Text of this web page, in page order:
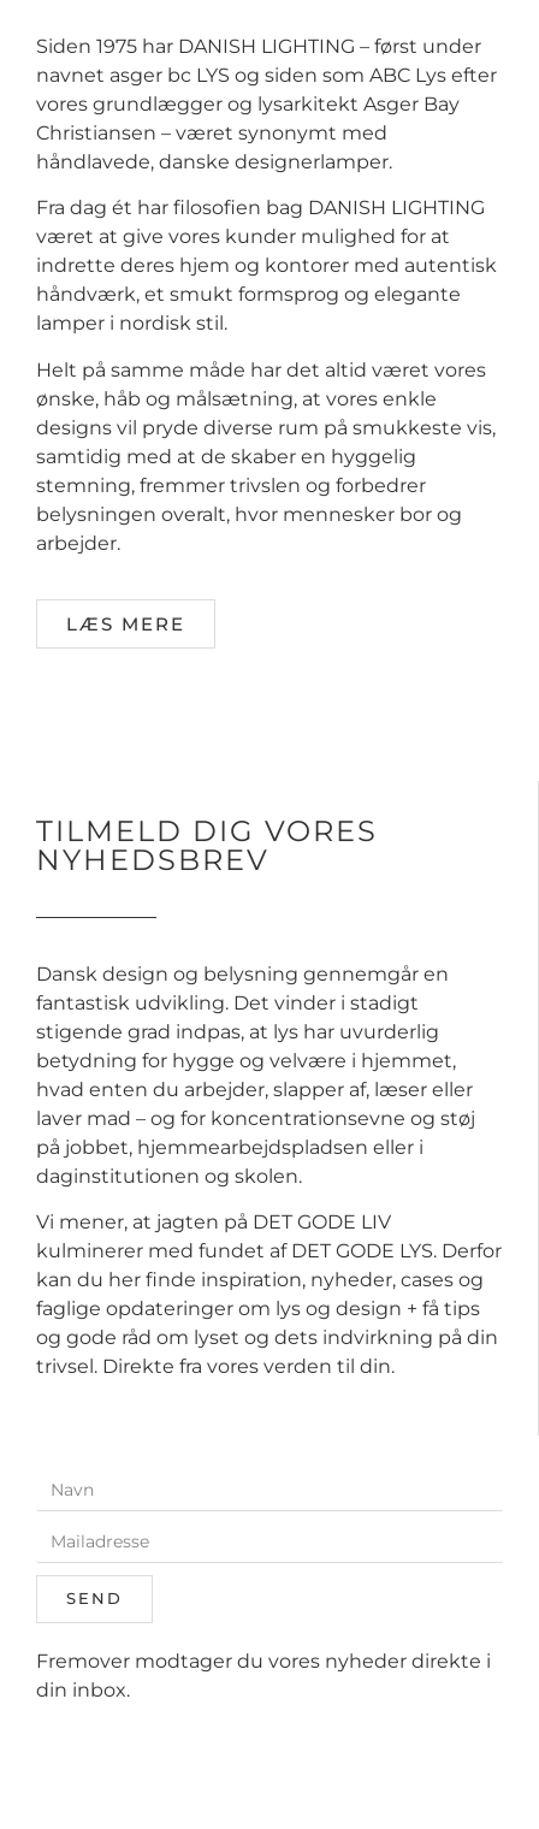
Siden 1975 har DANISH LIGHTING – først under
navnet asger bc LYS og siden som ABC Lys efter
vores grundlægger og lysarkitekt Asger Bay
Christiansen – været synonymt med
håndlavede, danske designerlamper.
Fra dag ét har filosofien bag DANISH LIGHTING
været at give vores kunder mulighed for at
indrette deres hjem og kontorer med autentisk
håndværk, et smukt formsprog og elegante
lamper i nordisk stil.
Helt på samme måde har det altid været vores
ønske, håb og målsætning, at vores enkle
designs vil pryde diverse rum på smukkeste vis,
samtidig med at de skaber en hyggelig
stemning, fremmer trivslen og forbedrer
belysningen overalt, hvor mennesker bor og
arbejder.
LÆS MERE
TILMELD DIG VORES
NYHEDSBREV
Dansk design og belysning gennemgår en
fantastisk udvikling. Det vinder i stadigt
stigende grad indpas, at lys har uvurderlig
betydning for hygge og velvære i hjemmet,
hvad enten du arbejder, slapper af, læser eller
laver mad – og for koncentrationsevne og støj
på jobbet, hjemmearbejdspladsen eller i
daginstitutionen og skolen.
Vi mener, at jagten på DET GODE LIV
kulminerer med fundet af DET GODE LYS. Derfor
kan du her finde inspiration, nyheder, cases og
faglige opdateringer om lys og design + få tips
og gode råd om lyset og dets indvirkning på din
trivsel. Direkte fra vores verden til din.
SEND
Fremover modtager du vores nyheder direkte i
din inbox.